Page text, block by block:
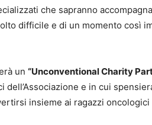
che sapranno
difficile e di un momento così
un “Unconventional Charity
e in cui
insieme ai ragazzi oncologici